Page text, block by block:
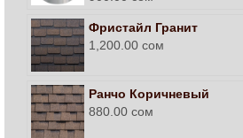
Фристайл Гранит
1,200.00 сом
Ранчо Коричневый
880.00 сом